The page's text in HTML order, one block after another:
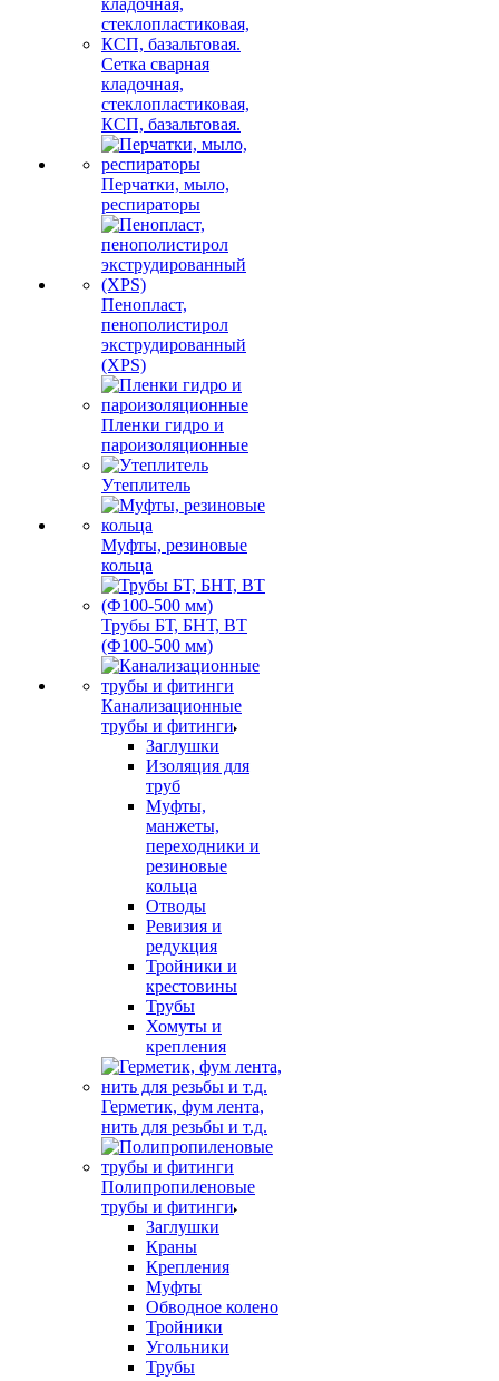
Сетка сварная
кладочная,
стеклопластиковая,
КСП, базальтовая.
Перчатки, мыло,
респираторы
Пенопласт,
пенополистирол
экструдированный
(XPS)
Пленки гидро и
пароизоляционные
Утеплитель
Муфты, резиновые
кольца
Трубы БТ, БНТ, ВТ
(Ф100-500 мм)
Канализационные
трубы и фитинги
Заглушки
Изоляция для
труб
Муфты,
манжеты,
переходники и
резиновые
кольца
Отводы
Ревизия и
редукция
Тройники и
крестовины
Трубы
Хомуты и
крепления
Герметик, фум лента,
нить для резьбы и т.д.
Полипропиленовые
трубы и фитинги
Заглушки
Краны
Крепления
Муфты
Обводное колено
Тройники
Угольники
Трубы